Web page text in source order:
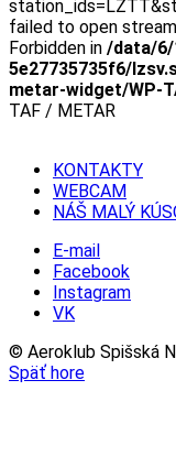
failed to open
Forbidden in /data/6/
5e27735735f6/
metar-widget/WP-
TAF / METAR
KONTAKTY
WEBCAM
NÁŠ MALÝ
E-mail
Facebook
Instagram
VK
© Aeroklub Spišská
Späť hore